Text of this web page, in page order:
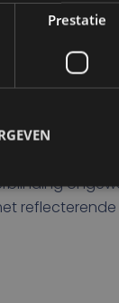
Free is
personeel
met
reflecterende
Prestatie